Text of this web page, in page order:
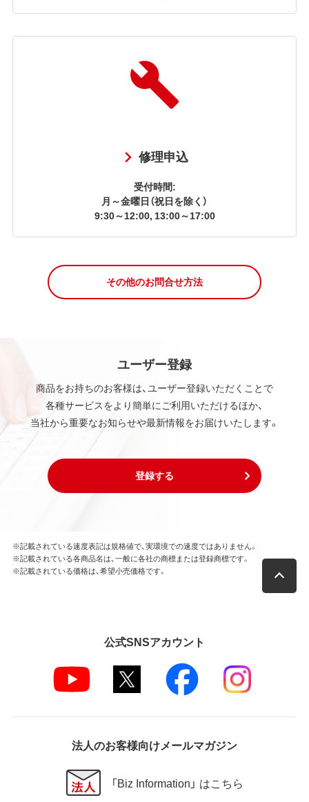
修理申込
受付時間:
月～金曜日（祝日を除く）
9:30～12:00, 13:00～17:00
その他のお問合せ方法
ユーザー登録
商品をお持ちのお客様は、ユーザー登録いただくことで
各種サービスをより簡単にご利用いただけるほか、
当社から重要なお知らせや最新情報をお届けいたします。
登録する
※記載されている速度表記は規格値で、実環境での速度ではありません。
※記載されている各商品名は、一般に各社の商標または登録商標です。
※記載されている価格は、希望小売価格です。
公式SNSアカウント
法人のお客様向けメールマガジン
「Biz Information」 はこちら